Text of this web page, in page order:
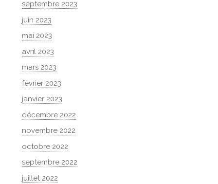
septembre 2023
juin 2023
mai 2023
avril 2023
mars 2023
février 2023
janvier 2023
décembre 2022
novembre 2022
octobre 2022
septembre 2022
juillet 2022